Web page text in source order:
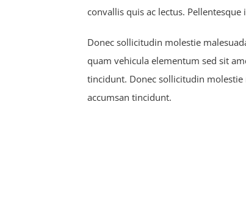
convallis quis ac lectus.
Donec sollicitudin molestie
quam vehicula elementum sed sit
tincidunt. Donec sollicitudin
accumsan tincidunt.